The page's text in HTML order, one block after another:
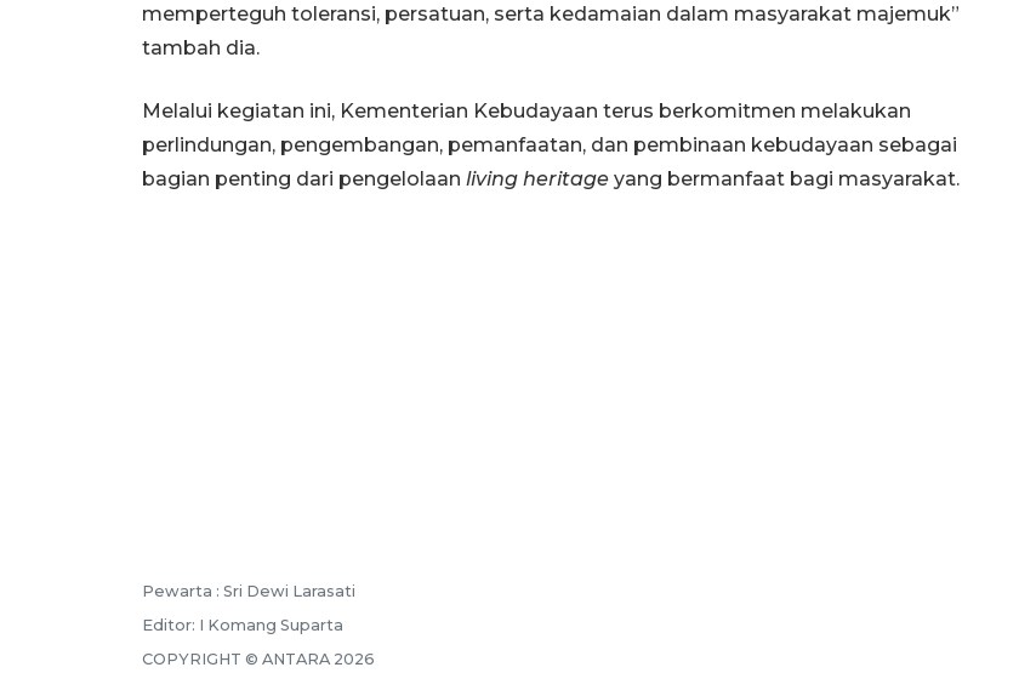
memperteguh toleransi, persatuan, serta kedamaian dalam masyarakat majemuk”
tambah dia.
Melalui kegiatan ini, Kementerian Kebudayaan terus berkomitmen melakukan
perlindungan, pengembangan, pemanfaatan, dan pembinaan kebudayaan sebagai
bagian penting dari pengelolaan living heritage yang bermanfaat bagi masyarakat.
Pewarta : Sri Dewi Larasati
Editor: I Komang Suparta
COPYRIGHT © ANTARA 2026